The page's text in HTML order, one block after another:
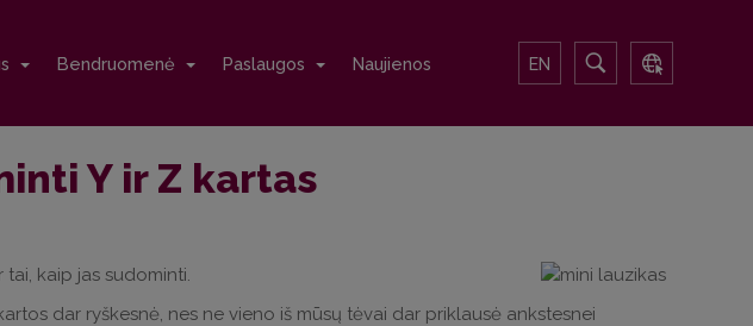
Bendruomenė Paslaugos Naujienos EN
Y ir Z kartas
tai, kaip jas sudominti.
dar ryškesnė, nes ne vieno iš mūsų tėvai dar priklausė ankstesnei